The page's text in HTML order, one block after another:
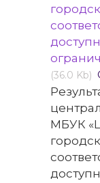
(36.0 Kb)
МБУК